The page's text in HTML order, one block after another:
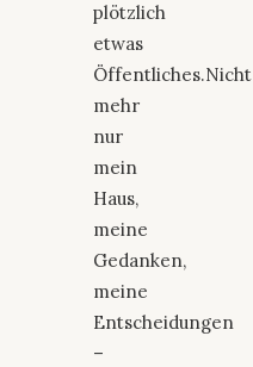
plötzlich
etwas
Öffentliches.Nicht
mehr
nur
mein
Haus,
meine
Gedanken,
meine
Entscheidungen
–